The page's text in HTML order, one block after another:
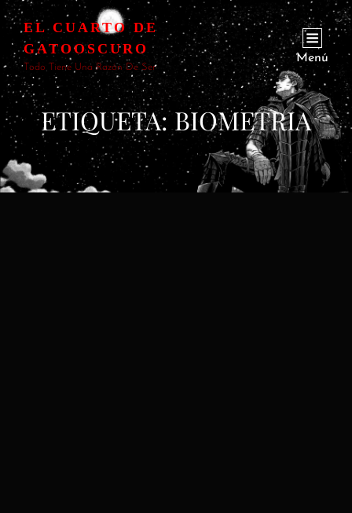
EL CUARTO DE
GATOOSCURO
Todo Tiene Una Razón De Ser
Menú
ETIQUETA:BIOMETRIA